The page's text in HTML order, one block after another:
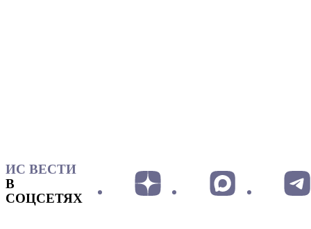
ИС ВЕСТИ
В
СОЦСЕТЯХ